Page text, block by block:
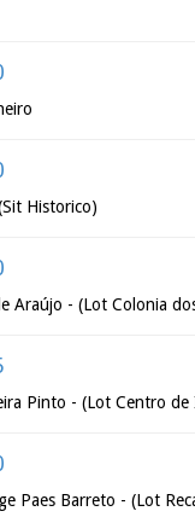
Historico)
Araújo - (Lot Colonia
Pinto - (Lot Centro de
Paes Barreto - (Lot